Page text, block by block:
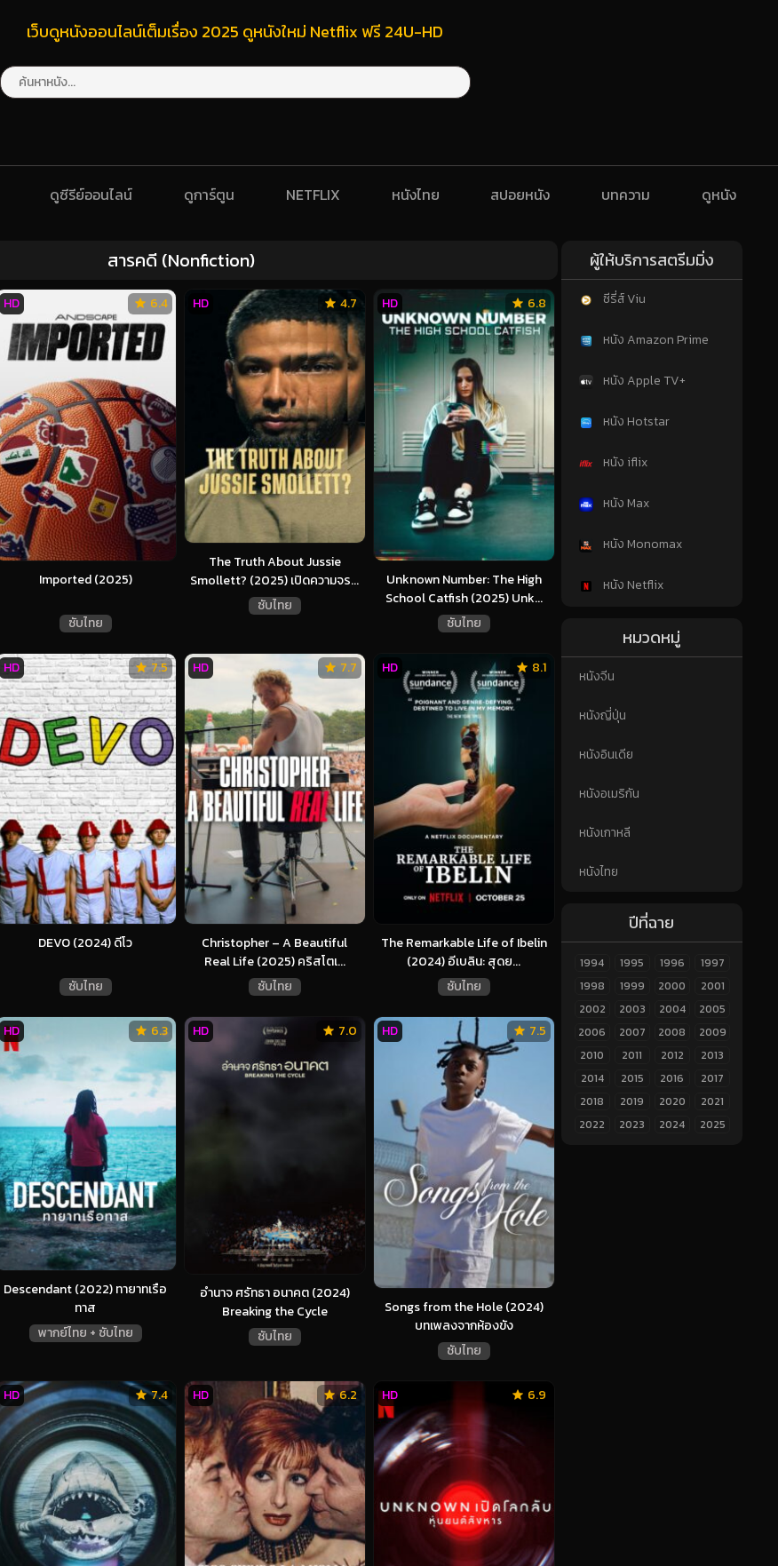
เว็บดูหนังออนไลน์เต็มเรื่อง 2025 ดูหนังใหม่ Netflix ฟรี 24U-HD
ดูซีรีย์ออนไลน์ ดูการ์ตูน NETFLIX หนังไทย สปอยหนัง บทความ ดูหนัง
สารคดี (Nonfiction)
Imported (2025)
ซับไทย
6.4
HD
The Truth About Jussie
Smollett? (2025) เปิดความจร...
ซับไทย
4.7
HD
Unknown Number: The High
School Catfish (2025) Unk...
ซับไทย
6.8
HD
DEVO (2024) ดีโว
ซับไทย
7.5
HD
Christopher – A Beautiful
Real Life (2025) คริสโตเ...
ซับไทย
7.7
HD
The Remarkable Life of Ibelin
(2024) อีเบลิน: สุดย...
ซับไทย
8.1
HD
Descendant (2022) ทายาทเรือ
ทาส
พากย์ไทย + ซับไทย
6.3
HD
อำนาจ ศรัทธา อนาคต (2024)
Breaking the Cycle
ซับไทย
7.0
HD
Songs from the Hole (2024)
บทเพลงจากห้องขัง
ซับไทย
7.5
HD
7.4
HD 6.2
HD 6.9
HD
ผู้ให้บริการสตรีมมิ่ง
ซีรี่ส์ Viu
หนัง Amazon Prime
หนัง Apple TV+
หนัง Hotstar
หนัง iflix
หนัง Max
หนัง Monomax
หนัง Netflix
หมวดหมู่
หนังจีน
หนังญี่ปุ่น
หนังอินเดีย
หนังอเมริกัน
หนังเกาหลี
หนังไทย
ปีที่ฉาย
1994 1995 1996
1997
1998
1999 2000
2001
2002
2003 2004
2005
2006
2007 2008
2009
2010
2011 2012
2013
2014
2015 2016
2017
2018
2019 2020
2021
2022
2023 2024 2025